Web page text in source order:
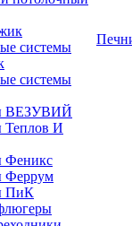
системы
системы
ВЕЗУВИЙ
И
Феникс
Феррум
ПиК